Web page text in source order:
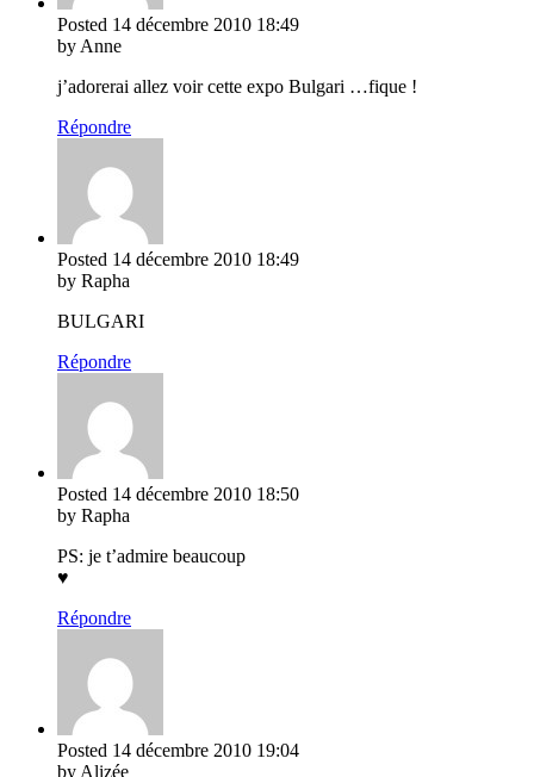
Posted 14 décembre 2010 18:49
by Anne
j’adorerai allez voir cette expo Bulgari …fique !
Répondre
Posted 14 décembre 2010 18:49
by Rapha
BULGARI
Répondre
Posted 14 décembre 2010 18:50
by Rapha
PS: je t’admire beaucoup
♥
Répondre
Posted 14 décembre 2010 19:04
by Alizée